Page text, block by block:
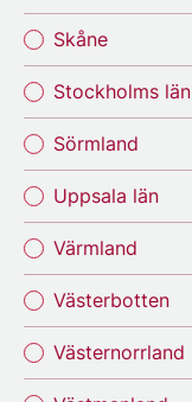
Skåne
Stockholms län
Sörmland
Uppsala län
Värmland
Västerbotten
Västernorrland